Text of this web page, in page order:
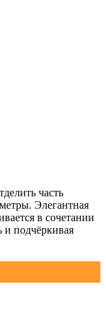
часть
Элегантная
в сочетании
и подчёркивая